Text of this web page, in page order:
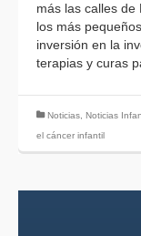
más las calles
los más
inversión en la
terapias y curas
Noticias Noticias
el cáncer infantil